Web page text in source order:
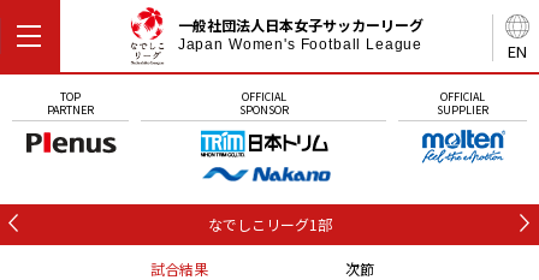
EN
一般社団法人日本女子サッカーリーグ
Japan Women's Football League
TOP
PARTNER
OFFICIAL
SPONSOR
OFFICIAL
SUPPLIER
なでしこリーグ1部
試合結果 次節